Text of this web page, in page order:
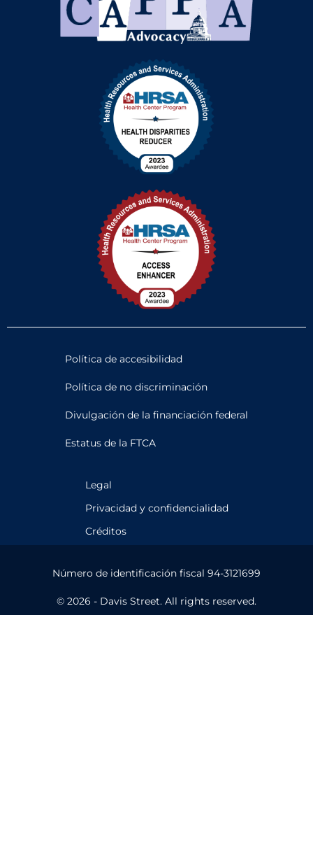
Política de accesibilidad
Política de no discriminación
Divulgación de la financiación federal
Estatus de la FTCA
Legal
Privacidad y confidencialidad
Créditos
Número de identificación fiscal 94-3121699
© 2026 - Davis Street. All rights reserved.